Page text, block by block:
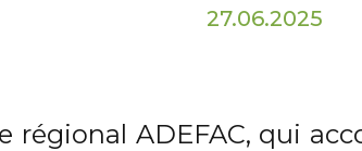
27.06.2025
régional ADEFAC, qui